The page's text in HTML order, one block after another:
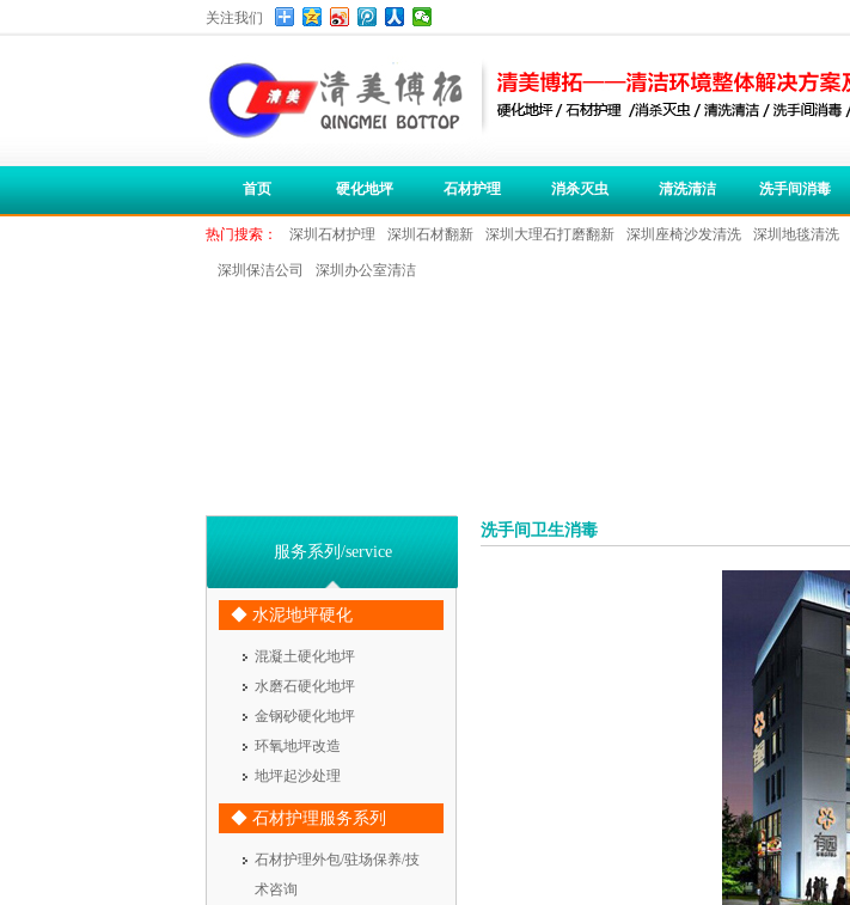
关注我们
首页 硬化地坪 石材护理 消杀灭虫 清洗清洁 洗手间消毒
热门搜索： 深圳石材护理 深圳石材翻新 深圳大理石打磨翻新 深圳座椅沙发清洗 深圳地毯清洗
深圳保洁公司 深圳办公室清洁
服务系列/service
◆ 水泥地坪硬化
混凝土硬化地坪
水磨石硬化地坪
金钢砂硬化地坪
环氧地坪改造
地坪起沙处理
◆ 石材护理服务系列
石材护理外包/驻场保养/技
术咨询
洗手间卫生消毒